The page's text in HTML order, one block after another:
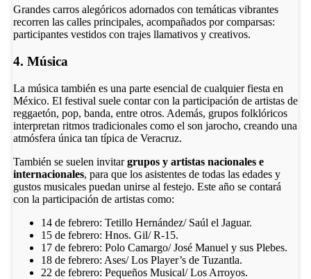
Grandes carros alegóricos adornados con temáticas vibrantes
recorren las calles principales, acompañados por comparsas:
participantes vestidos con trajes llamativos y creativos.
4. Música
La música también es una parte esencial de cualquier fiesta en
México. El festival suele contar con la participación de artistas de
reggaetón, pop, banda, entre otros. Además, grupos folklóricos
interpretan ritmos tradicionales como el son jarocho, creando una
atmósfera única tan típica de Veracruz.
También se suelen invitargrupos y artistas nacionales e
internacionales, para que los asistentes de todas las edades y
gustos musicales puedan unirse al festejo. Este año se contará
con la participación de artistas como:
14 de febrero: Tetillo Hernández/ Saúl el Jaguar.
15 de febrero: Hnos. Gil/ R-15.
17 de febrero: Polo Camargo/ José Manuel y sus Plebes.
18 de febrero: Ases/ Los Player’s de Tuzantla.
22 de febrero: Pequeños Musical/ Los Arroyos.